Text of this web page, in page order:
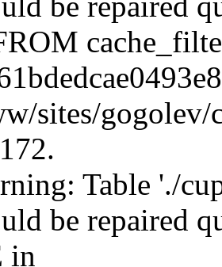
sites/gogolev/
Table './
be repaired
in